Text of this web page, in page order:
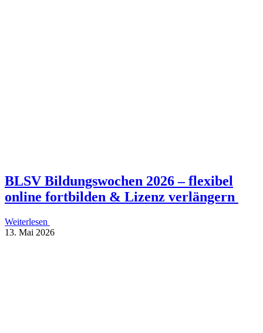
BLSV Bildungs­wo­chen 2026 – flexi­bel
online fort­bil­den & Lizenz verlängern
Weiterlesen
13. Mai 2026